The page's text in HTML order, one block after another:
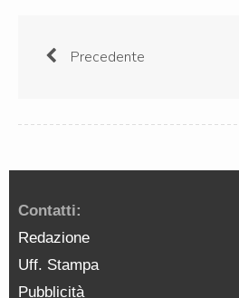
Precedente
Contatti:
Redazione
Uff. Stampa
Pubblicità